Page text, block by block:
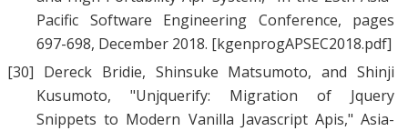
Pacific Software Engineering Conference, pages
697-698, December 2018. [kgenprogAPSEC2018.pdf]
[30] Dereck Bridie, Shinsuke Matsumoto, andShinji
Kusumoto, "Unjquerify: Migration of Jquery
Snippets to Modern Vanilla Javascript Apis," Asia-